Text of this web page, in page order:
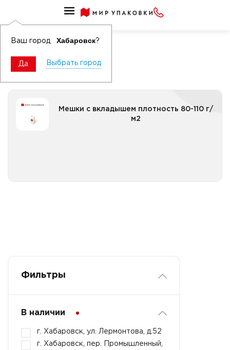
Ваш город Хабаровск?
Да Выбрать город
Мешки с вкладышем
Мешки с вкладышем плотность 80-110 г/
м2
Фильтры
В наличии
г. Хабаровск, ул. Лермонтова, д.52
г. Хабаровск, пер. Промышленный,